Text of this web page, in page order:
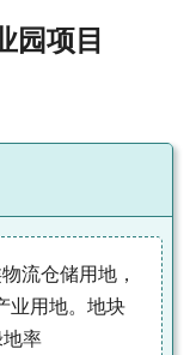
园项目
流仓储用地，
业用地。地块
率